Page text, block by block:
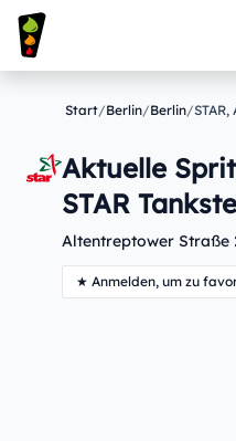
Start/Berlin/Berlin/
Aktuelle
STAR
Altentreptower Straße
★ Anmelden, um zu